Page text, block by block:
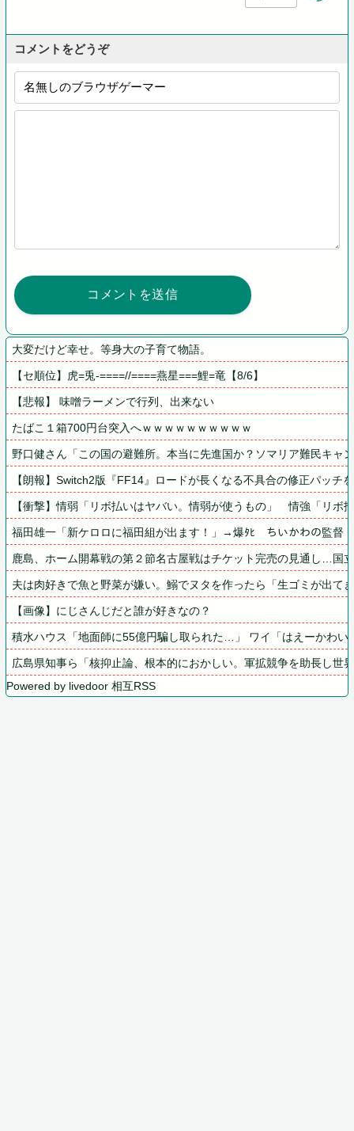
コメントをどうぞ
大変だけど幸せ。等身大の子育て物語。
【セ順位】虎=兎-====//====燕星===鯉=竜【8/6】
【悲報】 味噌ラーメンで行列、出来ない
たばこ１箱700円台突入へｗｗｗｗｗｗｗｗｗｗ
野口健さん「この国の避難所。本当に先進国か？ソマリア難民キャ
【朗報】Switch2版『FF14』ロードが長くなる不具合の修正パッチ
【衝撃】情弱「リボ払いはヤバい。情弱が使うもの」　情強「リ
福田雄一「新ケロロに福田組が出ます！」→爆ﾀﾋ　ちいかわの監督
鹿島、ホーム開幕戦の第２節名古屋戦はチケット完売の見通し…国
夫は肉好きで魚と野菜が嫌い。鰯でヌタを作ったら「生ゴミが出て
【画像】にじさんじだと誰が好きなの？
積水ハウス「地面師に55億円騙し取られた…」 ワイ「はえーかわ
広島県知事ら「核抑止論、根本的におかしい。軍拡競争を助長し世
Powered by livedoor 相互RSS